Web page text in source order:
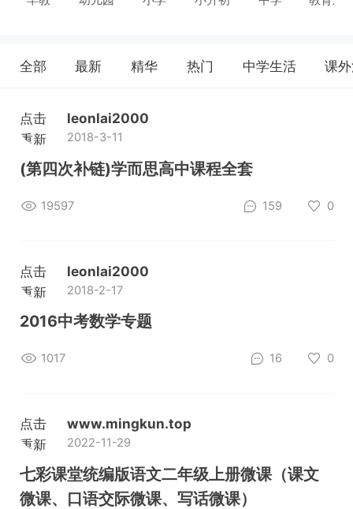
全部 最新 精华 热门 中学生活 课
点击
重新
加载
leonlai2000
2018-3-11
(第四次补链)学而思高中课程全套
19597 159 0
点击
重新
加载
leonlai2000
2018-2-17
2016中考数学专题
1017 16 0
点击
重新
加载
www.mingkun.top
2022-11-29
七彩课堂统编版语文二年级上册微课（课文
微课、口语交际微课、写话微课）